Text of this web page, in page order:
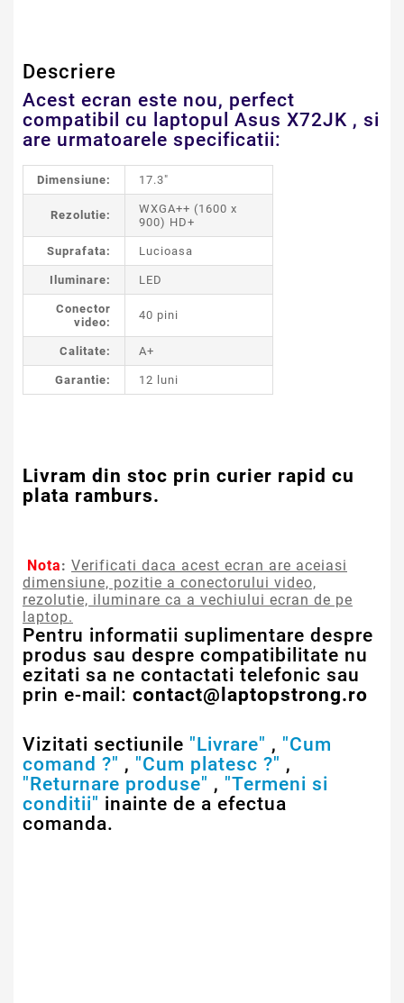
Descriere
Acest ecran este nou, perfect
compatibil cu laptopul Asus X72JK , si
are urmatoarele specificatii:
Dimensiune: 17.3"
Rezolutie:
WXGA++ (1600 x
900) HD+
Suprafata: Lucioasa
Iluminare: LED
Conector
video:
40 pini
Calitate: A+
Garantie: 12 luni
Livram din stoc prin curier rapid cu
plata ramburs.
Nota: Verificati daca acest ecran are aceiasi
dimensiune, pozitie a conectorului video,
rezolutie, iluminare ca a vechiului ecran de pe
laptop.
Pentru informatii suplimentare despre
produs sau despre compatibilitate nu
ezitati sa ne contactati telefonic sau
prin e-mail: contact@laptopstrong.ro
Vizitati sectiunile "Livrare" , "Cum
comand ?" , "Cum platesc ?" ,
"Returnare produse" , "Termeni si
conditii" inainte de a efectua
comanda.